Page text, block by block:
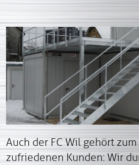
Auch der FC Wil gehört
zufriedenen Kunden: Wir